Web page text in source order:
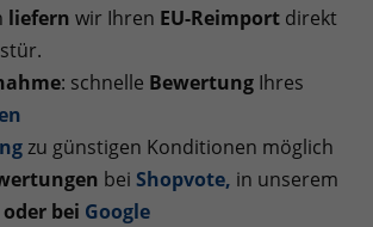
liefern wir Ihren EU-Reimport direkt
: schnelle Bewertung Ihres
zu günstigen Konditionen möglich
bei Shopvote, in unserem
oder bei Google